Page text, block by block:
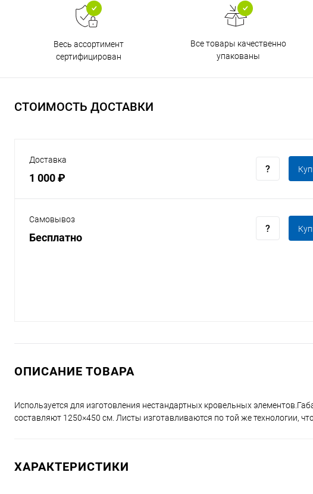
Весь ассортимент
сертифицирован
Все товары качественно
упакованы
СТОИМОСТЬ ДОСТАВКИ
Доставка
1 000 ₽
Самовывоз
Бесплатно
ОПИСАНИЕ ТОВАРА
Используется для изготовления нестандартных кровельных
составляют 1250×450 см. Листы изготавливаются по той же технологии,
ХАРАКТЕРИСТИКИ